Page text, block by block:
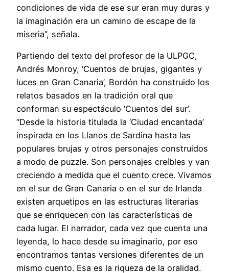
condiciones de vida de ese sur eran muy duras y
la imaginación era un camino de escape de la
miseria”, señala.
Partiendo del texto del profesor de la ULPGC,
Andrés Monroy, ‘Cuentos de brujas, gigantes y
luces en Gran Canaria’, Bordón ha construido los
relatos basados en la tradición oral que
conforman su espectáculo ‘Cuentos del sur’.
“Desde la historia titulada la ‘Ciudad encantada’
inspirada en los Llanos de Sardina hasta las
populares brujas y otros personajes construidos
a modo de puzzle. Son personajes creíbles y van
creciendo a medida que el cuento crece. Vivamos
en el sur de Gran Canaria o en el sur de Irlanda
existen arquetipos en las estructuras literarias
que se enriquecen con las características de
cada lugar. El narrador, cada vez que cuenta una
leyenda, lo hace desde su imaginario, por eso
encontramos tantas versiones diferentes de un
mismo cuento. Esa es la riqueza de la oralidad.